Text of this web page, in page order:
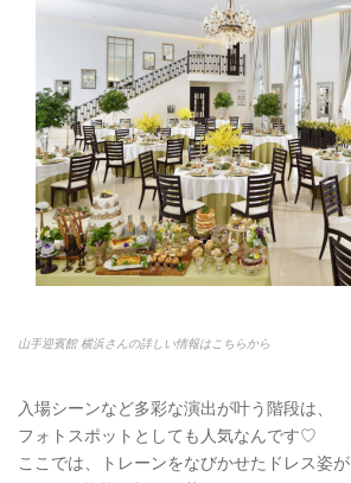
山手迎賓館 横浜さんの詳しい情報はこちらから
入場シーンなど多彩な演出が叶う階段は、
フォトスポットとしても人気なんです♡
ここでは、トレーンをなびかせたドレス姿が